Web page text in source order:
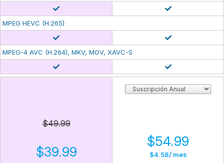
MPEG HEVC (H.265)
MPEG-4 AVC (H.264), MKV, MOV, XAVC-S
$49.99
$39.99
$54.99
$4.58/ mes